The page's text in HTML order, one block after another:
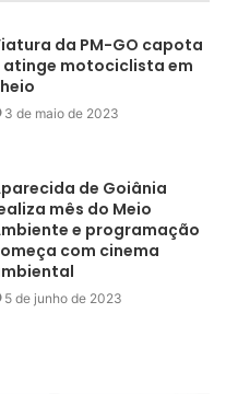
da PM-GO capota
atinge motociclista em
3 de maio de 2023
de Goiânia
mês do Meio
e programação
com cinema
5 de junho de 2023